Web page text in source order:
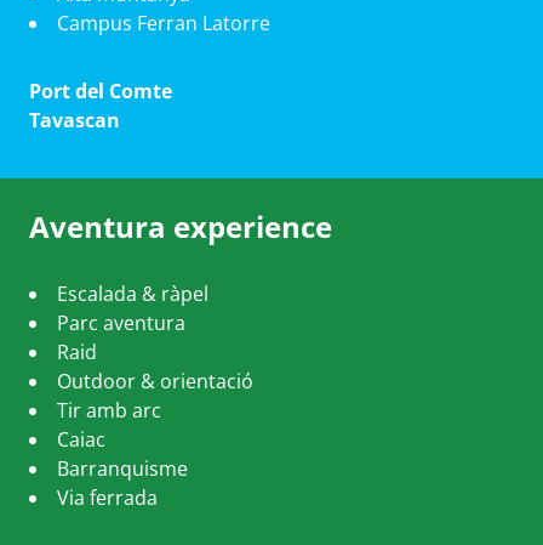
Campus Ferran Latorre
Port del Comte
Tavascan
Aventura experience
Escalada & ràpel
Parc aventura
Raid
Outdoor & orientació
Tir amb arc
Caiac
Barranquisme
Via ferrada